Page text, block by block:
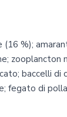
%);
zooplancton
baccelli di
fegato di